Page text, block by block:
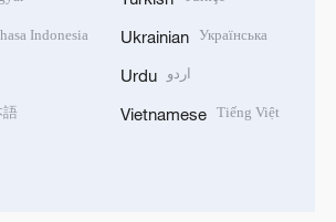
Indonesia
語
Ukrainian Українська
Urdu اردو
Vietnamese Tiếng Việt